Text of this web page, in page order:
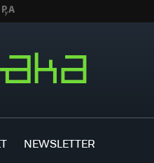
NEWSLETTER